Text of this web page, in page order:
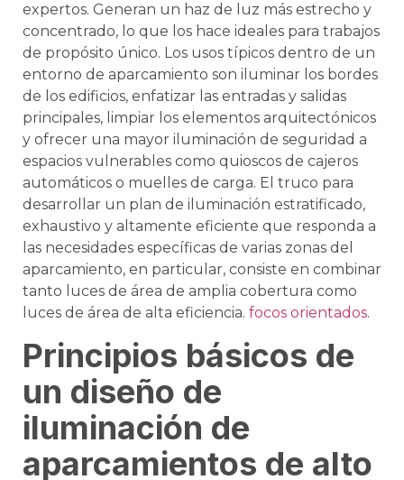
expertos. Generan un haz de luz más estrecho y
concentrado, lo que los hace ideales para trabajos
de propósito único. Los usos típicos dentro de un
entorno de aparcamiento son iluminar los bordes
de los edificios, enfatizar las entradas y salidas
principales, limpiar los elementos arquitectónicos
y ofrecer una mayor iluminación de seguridad a
espacios vulnerables como quioscos de cajeros
automáticos o muelles de carga. El truco para
desarrollar un plan de iluminación estratificado,
exhaustivo y altamente eficiente que responda a
las necesidades específicas de varias zonas del
aparcamiento, en particular, consiste en combinar
tanto luces de área de amplia cobertura como
luces de área de alta eficiencia. focos orientados.
Principios básicos de
un diseño de
iluminación de
aparcamientos de alto